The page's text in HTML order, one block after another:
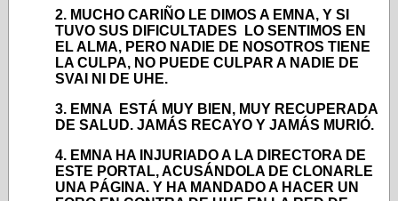
2. MUCHO CARIÑO LE DIMOS A EMNA, Y SI
TUVO SUS DIFICULTADES LO SENTIMOS EN
EL ALMA, PERO NADIE DE NOSOTROS TIENE
LA CULPA, NO PUEDE CULPAR A NADIE DE
SVAI NI DE UHE.
3. EMNA ESTÁ MUY BIEN, MUY RECUPERADA
DE SALUD. JAMÁS RECAYO Y JAMÁS MURIÓ.
4. EMNA HA INJURIADO A LA DIRECTORA DE
ESTE PORTAL, ACUSÁNDOLA DE CLONARLE
UNA PÁGINA. Y HA MANDADO A HACER UN